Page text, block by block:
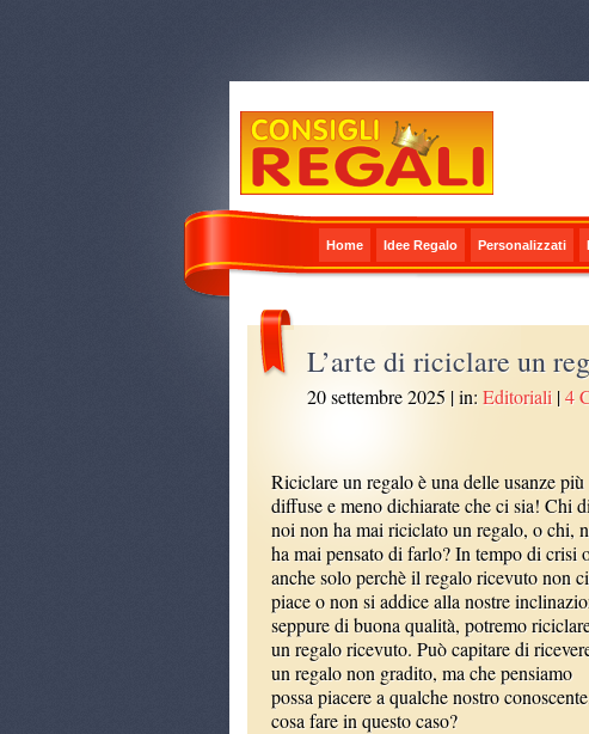
Home Idee Regalo Personalizzati
L’arte di riciclare un
20 settembre 2025 | in:Editoriali |4
Riciclare un regalo è una delle usanze più
diffuse e meno dichiarate che ci sia! Chi
noi non ha mai riciclato un regalo, o chi,
ha mai pensato di farlo? In tempo di crisi
anche solo perchè il regalo ricevuto non ci
piace o non si addice alla nostre
seppure di buona qualità, potremo
un regalo ricevuto. Può capitare di
un regalo non gradito, ma che pensiamo
possa piacere a qualche nostro
cosa fare in questo caso?